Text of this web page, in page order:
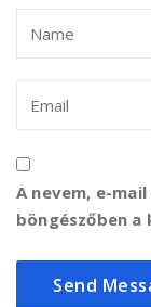
A nevem, e-
böngészőben a